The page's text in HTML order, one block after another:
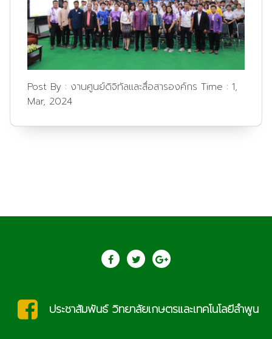
Post By : งานศูนย์ดิจิทัลและสื่อสารองค์กร Time : 1,
Mar, 2024
saraban@lcat.ac.th